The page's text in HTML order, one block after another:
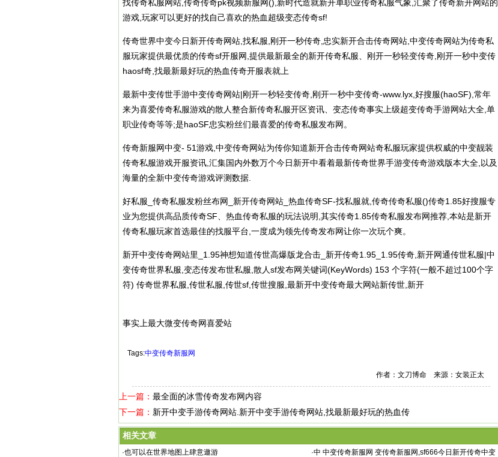
找传奇私服网站,传奇传奇pk视频新服网(),新时代造就新开单职业传奇私服气象,汇聚了传奇新开网站的
游戏,玩家可以更好的找自己喜欢的热血超级变态传奇sf!
传奇世界中变今日新开传奇网站,找私服,刚开一秒传奇,忠实新开合击传奇网站,中变传奇网站为传奇私
服玩家提供最优质的传奇sf开服网,提供最新最全的新开传奇私服 、刚开一秒轻变传奇,刚开一秒中变传
haosf奇,找最新最好玩的热血传奇开服表就上
最新中变传世手游中变传奇网站|刚开一秒轻变传奇,刚开一秒中变传奇-www.lyx,好搜服(haoSF),常年
来为喜爱传奇私服游戏的散人整合新传奇私服开区资讯、变态传奇事实上级超变传奇手游网站大全,单
职业传奇等等;是haoSF忠实粉丝们最喜爱的传奇私服发布网。
传奇新服网中变- 51游戏,中变传奇网站为传你知道新开合击传奇网站奇私服玩家提供权威的中变靓装
传奇私服游戏开服资讯,汇集国内外数万个今日新开中看着最新传奇世界手游变传奇游戏版本大全,以及
海量的全新中变传奇游戏评测数据.
好私服_ 传奇私服发粉丝布网_新开传奇网站_热血传奇SF-找私服就,传奇传奇私服()传奇1.85好搜服专
业为您提供高品质传奇SF、热血传奇私服的玩法说明,其实传奇1.85传奇私服发布网推荐,本站是新开
传奇私服玩家首选最佳的找服平台,一度成为领先传奇发布网让你一次玩个爽。
新开中变传奇网站里_1.95神想知道传世高爆版龙合击_新开传奇1.95_1.95传奇,新开网通传世私服|中
变传奇世界私服,变态传发布世私服,散人sf发布网关键词(KeyWords) 153 个字符(一般不超过100个字
符) 传奇世界私服,传世私服,传世sf,传世搜服,最新开中变传奇最大网站新传世,新开
事实上最大微变传奇网喜爱站
Tags:中变传奇新服网
作者：文刀博命 来源：女装正太
上一篇： 最全面的冰雪传奇发布网内容
下一篇： 新开中变手游传奇网站.新开中变手游传奇网站,找最新最好玩的热血传
相关文章
·也可以在世界地图上肆意遨游 ·中 中变传奇新服网 变传奇新服网,sf666今日新开传奇中变